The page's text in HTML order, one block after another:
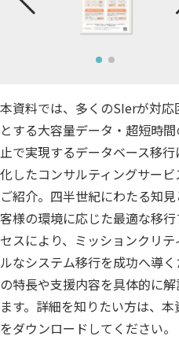
データ利
クラウド移行コ
本資料では、多くのSIerが対応
とする大容量データ・超短時
止で実現するデータベース移行
化したコンサルティングサービ
ご紹介。四半世紀にわたる知
客様の環境に応じた最適な移行
セスにより、ミッションクリテ
ルなシステム移行を成功へ導く
の特長や支援内容を具体的に解
ます。詳細を知りたい方は、本
をダウンロードしてください。